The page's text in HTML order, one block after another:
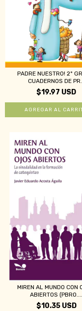
PADRE NUESTRO! 2º
CUADERNOS DE
$19.97 USD
MIREN AL MUNDO CON
ABIERTOS (PBRO....
$10.35 USD